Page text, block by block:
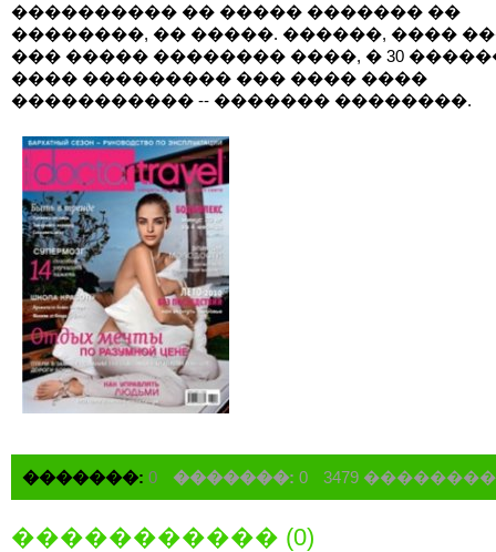
���������� �� ����� ������� ��
��������, �� �����. ������, ����
��� ����� �������� ����, � 30
���� ��������� ��� ���� ����
����������� -- ������� ��������.
�������: 0 �������: 0 3479
����������� (0)